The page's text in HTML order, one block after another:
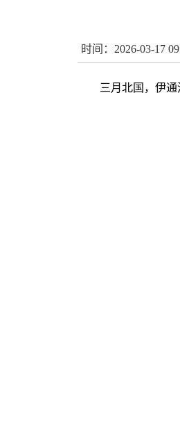
时间：2026-03-17
三月北国，伊